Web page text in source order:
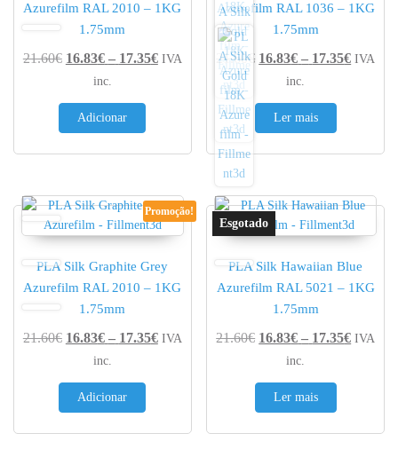
Azurefilm RAL 2010 – 1KG
1.75mm
21.60€ 16.83€ – 17.35€Price range: 16.83€ through 17.35€
IVA
inc.
Adicionar
Azurefilm RAL 1036 – 1KG
1.75mm
21.60€ 16.83€ – 17.35€Price
IVA
inc.
Ler mais
Promoção!
PLA Silk Graphite Grey
Azurefilm RAL 2010 – 1KG
1.75mm
21.60€ 16.83€ – 17.35€Price range: 16.83€ through 17.35€
IVA
inc.
Adicionar
PLA Silk Hawaiian Blue
Azurefilm RAL 5021 – 1KG
1.75mm
21.60€ 16.83€ – 17.35€Price
IVA
inc.
Ler mais